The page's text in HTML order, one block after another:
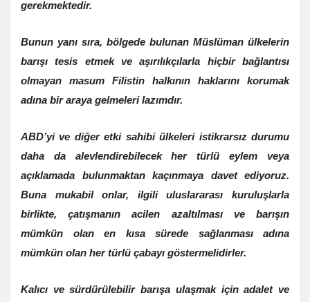
gerekmektedir.
Bunun yanı sıra, bölgede bulunan Müslüman ülkelerin
barışı tesis etmek ve aşırılıkçılarla hiçbir bağlantısı
olmayan masum Filistin halkının haklarını korumak
adına bir araya gelmeleri lazımdır.
ABD’yi ve diğer etki sahibi ülkeleri istikrarsız durumu
daha da alevlendirebilecek her türlü eylem veya
açıklamada bulunmaktan kaçınmaya davet ediyoruz.
Buna mukabil onlar, ilgili uluslararası kuruluşlarla
birlikte, çatışmanın acilen azaltılması ve barışın
mümkün olan en kısa sürede sağlanması adına
mümkün olan her türlü çabayı göstermelidirler.
Kalıcı ve sürdürülebilir barışa ulaşmak için adalet ve